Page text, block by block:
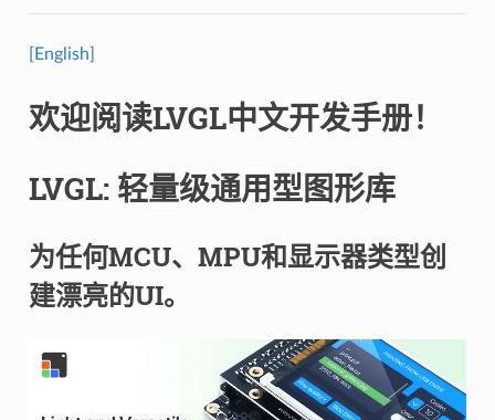
[English]
欢迎阅读LVGL中文开发手册！
LVGL: 轻量级通用型图形库
为任何MCU、MPU和显示器类型创
建漂亮的UI。